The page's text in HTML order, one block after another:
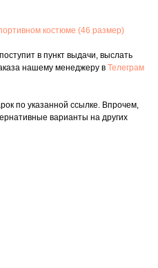
костюме (46 размер)
в пункт выдачи, выслать
нашему менеджеру в Телеграм
по указанной ссылке. Впрочем,
варианты на других